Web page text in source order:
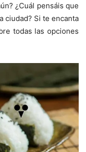
¿Cuál pensáis que
ciudad? Si te encanta
todas las opciones